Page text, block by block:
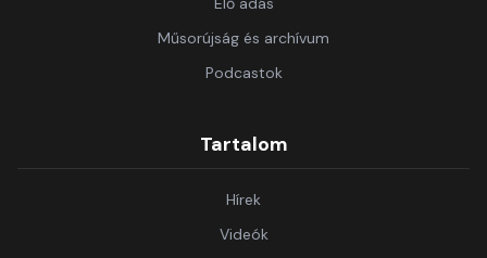
Műsorújság és archívum
Podcastok
Tartalom
Hírek
Videók